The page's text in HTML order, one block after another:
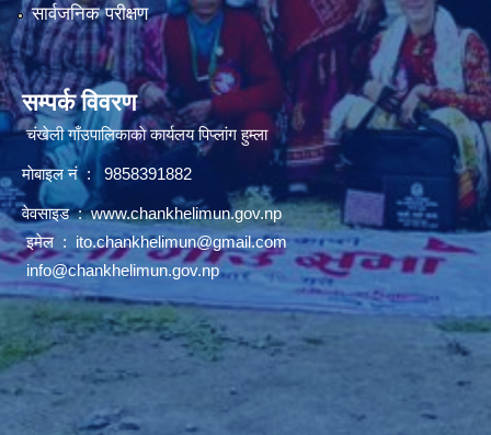
सार्वजनिक परीक्षण
सम्पर्क विवरण
चंखेली गाँउपालिकाकाे कार्यलय पिप्लांग हुम्ला
माेबाइल नं : 9858391882
वेवसाइड :www.chankhelimun.gov.np
इमेल : ito.chankhelimun@gmail.com
info@chankhelimun.gov.np